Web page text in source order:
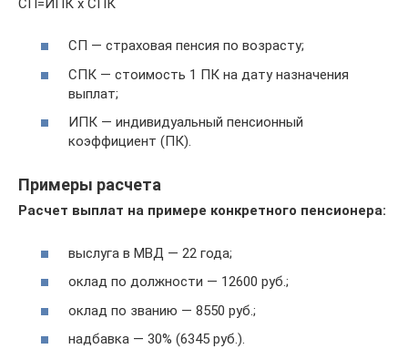
СП=ИПК х СПК
СП — страховая пенсия по возрасту;
СПК — стоимость 1 ПК на дату назначения
выплат;
ИПК — индивидуальный пенсионный
коэффициент (ПК).
Примеры расчета
Расчет выплат на примере конкретного пенсионера:
выслуга в МВД — 22 года;
оклад по должности — 12600 руб.;
оклад по званию — 8550 руб.;
надбавка — 30% (6345 руб.).